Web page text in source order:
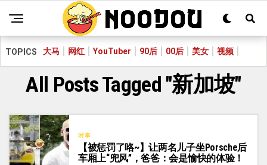
TOPICS 大马 网红 YouTuber 90后 00后 美女 视频
All Posts Tagged "新加坡"
时事
【被惩罚了咯~】让两名儿子坐Porsche后
车厢上“兜风”，爸爸：会是愉快的体验！